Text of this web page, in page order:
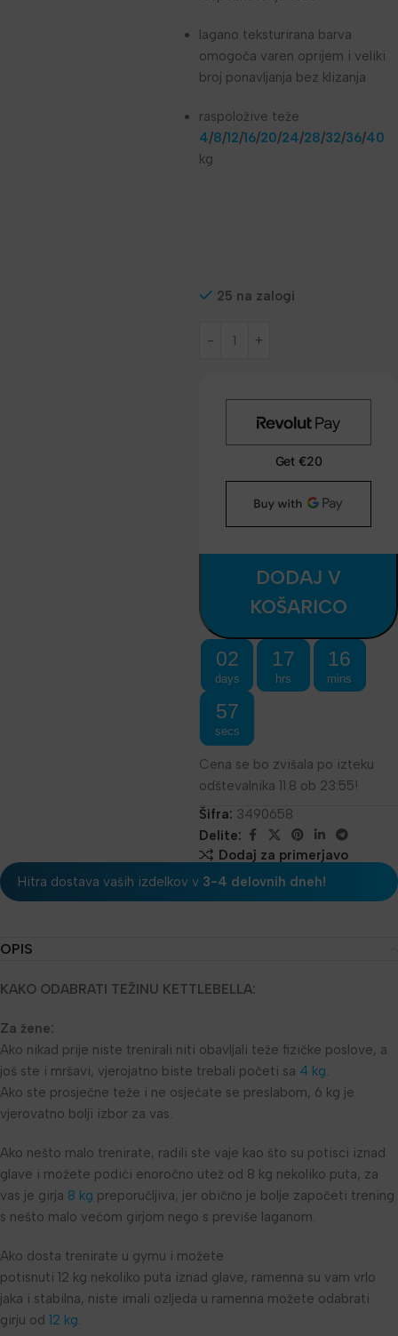
lagano teksturirana barva
omogoča varen oprijem i veliki
broj ponavljanja bez klizanja
raspoložive teže
4/8/12/16/20/24/28/32/36/40
kg
25 na zalogi
DODAJ V
KOŠARICO
02
days
17
hrs
16
mins
57
secs
Cena se bo zvišala po izteku
odštevalnika 11.8 ob 23:55!
Šifra: 3490658
Delite:
Dodaj za primerjavo
Hitra dostava vaših izdelkov v 3-4 delovnih dneh!
OPIS
KAKO ODABRATI TEŽINU KETTLEBELLA:
Za žene:
Ako nikad prije niste trenirali niti obavljali teže fizičke poslove, a
još ste i mršavi, vjerojatno biste trebali početi sa 4 kg.
Ako ste prosječne teže i ne osjećate se preslabom, 6 kg je
vjerovatno bolji izbor za vas.
Ako nešto malo trenirate, radili ste vaje kao što su potisci iznad
glave i možete podići enoročno utež od 8 kg nekoliko puta, za
vas je girja 8 kg preporučljiva, jer obično je bolje započeti trening
s nešto malo većom girjom nego s previše laganom.
Ako dosta trenirate u gymu i možete
potisnuti 12 kg nekoliko puta iznad glave, ramenna su vam vrlo
jaka i stabilna, niste imali ozljeda u ramenna možete odabrati
girju od 12 kg.